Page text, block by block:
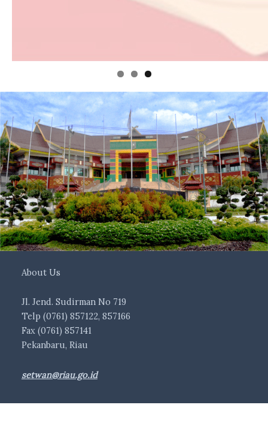
About Us
Jl. Jend. Sudirman No 719
Telp (0761) 857122, 857166
Fax (0761) 857141
Pekanbaru, Riau
setwan@riau.go.id